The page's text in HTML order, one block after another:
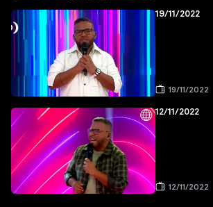
19/11/2022
19/11/2022
12/11/2022
12/11/2022